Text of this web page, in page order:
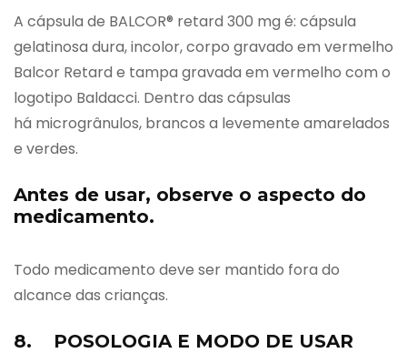
A cápsula de BALCOR® retard 300 mg é: cápsula
gelatinosa dura, incolor, corpo gravado em vermelho
Balcor Retard e tampa gravada em vermelho com o
logotipo Baldacci. Dentro das cápsulas
há microgrânulos, brancos a levemente amarelados
e verdes.
Antes de usar, observe o aspecto do
medicamento.
Todo medicamento deve ser mantido fora do
alcance das crianças.
8. POSOLOGIA E MODO DE USAR